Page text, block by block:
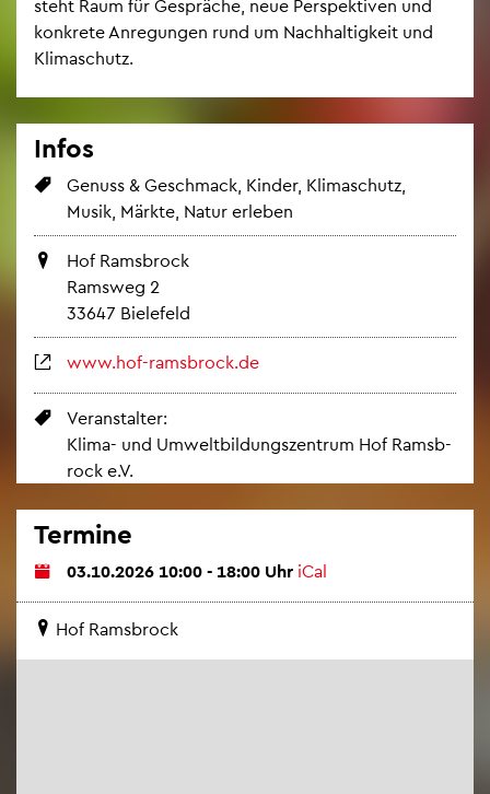
steht Raum für Ge­sprä­che, neue Per­spek­ti­ven und
kon­kre­te An­re­gun­gen rund um Nach­hal­tig­keit und
Kli­ma­schutz.
Infos
Ge­nuss & Ge­schmack, Kin­der, Kli­ma­schutz,
Musik, Märk­te, Natur er­le­ben
Hof Rams­b­rock
Rams­weg 2
33647 Bie­le­feld
www.​hof-​ramsbrock.​de
Ver­an­stal­ter:
Klima- und Um­welt­bil­dungs­zen­trum Hof Rams­b­
rock e.V.
Ter­mi­ne
03.10.2026 10:00 - 18:00 Uhr iCal
Hof Rams­b­rock